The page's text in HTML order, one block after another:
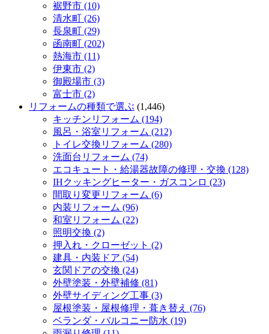
裾野市 (10)
清水町 (26)
長泉町 (29)
函南町 (202)
熱海市 (11)
伊東市 (2)
御殿場市 (3)
富士市 (2)
リフォームの種類で選ぶ (1,446)
キッチンリフォーム (194)
風呂・浴室リフォーム (212)
トイレ交換リフォーム (280)
洗面台リフォーム (74)
エコキュート・給湯器故障の修理・交換 (128)
IHクッキングヒーター・ガスコンロ (23)
間取り変更リフォーム (6)
内装リフォーム (96)
和室リフォーム (22)
照明交換 (2)
押入れ・クローゼット (2)
建具・内装ドア (54)
玄関ドアの交換 (24)
外壁塗装・外壁補修 (81)
外壁サイディング工事 (3)
屋根塗装・屋根修理・葺き替え (76)
ベランダ・バルコニー防水 (19)